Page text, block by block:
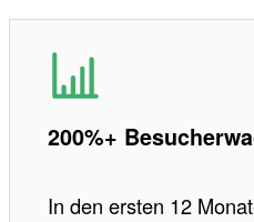
200%+
In den ersten 12